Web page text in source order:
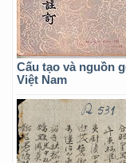
Cấu tạo và nguồn
Việt Nam